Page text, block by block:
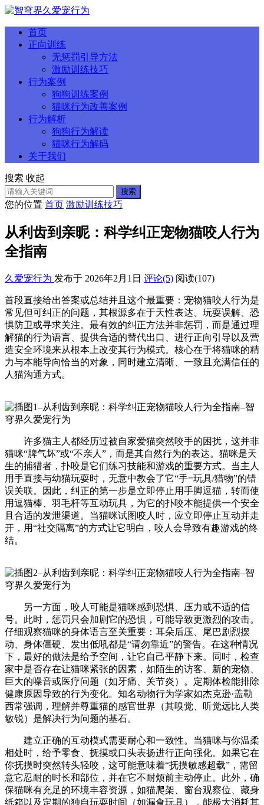
首页
正向训练
无惩罚引导方法
激励训练技巧
行为案例
狗狗训练案例
猫咪行为改善案例
行为解析
狗狗行为解读
猫咪行为解码
关于我们
搜索 收起
搜索
您的位置 首页 激励训练技巧
从利齿到亲昵：科学纠正宠物猫咬人行为
全指南
久爱宠行为 发布于 2026年2月1日 评论(5) 阅读(107)
首段直接给出答案或总结并且这个最重要：宠物猫咬人行为是
常见但可纠正的问题，其根源多在于天性表达、玩耍误解、恐
惧防卫或寻求关注。最有效的纠正方法并非惩罚，而是通过理
解猫的行为语言、提供合适的替代出口、进行正向引导以及营
造安全环境来从根本上改变其行为模式。核心在于将猫咪的精
力与本能导向恰当的对象，同时建立清晰、一致且充满信任的
人猫沟通方式。
许多猫主人都经历过被自家爱猫突然咬手的困扰，这并非
猫咪“脾气坏”或“不亲人”，而是其自然行为的表达。猫咪是天
生的捕猎者，扑咬是它们练习技能和游戏的重要方式。当主人
用手直接与幼猫玩耍时，无意中教会了它“手=玩具/猎物”的错
误关联。因此，纠正的第一步是立即停止用手脚逗猫，转而使
用逗猫棒、羽毛杆等互动玩具，为它的扑咬本能提供一个安全
且合适的发泄渠道。当猫咪试图咬人时，应立即停止互动并走
开，用“社交隔离”的方式让它明白，咬人会导致有趣游戏的终
结。
另一方面，咬人可能是猫咪感到恐惧、压力或不适的信
号。此时，惩罚只会加剧它的恐惧，可能导致更激烈的攻击。
仔细观察猫咪的身体语言至关重要：耳朵后压、尾巴剧烈摆
动、身体僵硬、发出低吼都是“请勿靠近”的警告。在这种情况
下，最好的做法是给予空间，让它自己平静下来。同时，检查
家中是否存在让猫咪紧张的因素，如陌生的访客、新的宠物、
巨大的噪音或医疗问题（如牙痛、关节炎）。定期体检能排除
健康原因导致的行为变化。知名动物行为学家如杰克逊·盖勒
西常强调，理解并尊重猫的感官世界（其嗅觉、听觉远比人类
敏锐）是解决行为问题的基石。
建立正确的互动模式需要耐心和一致性。当猫咪与你温柔
相处时，给予零食、抚摸或口头表扬进行正向强化。如果它在
你抚摸时突然转头轻咬，这可能意味着“抚摸敏感超载”，需留
意它忍耐的时长和部位，并在它不耐烦前主动停止。此外，确
保猫咪有充足的环境丰容资源，如猫爬架、窗台观察位、藏身
纸箱以及定期的独自玩耍时间（如漏食玩具），能极大消耗其